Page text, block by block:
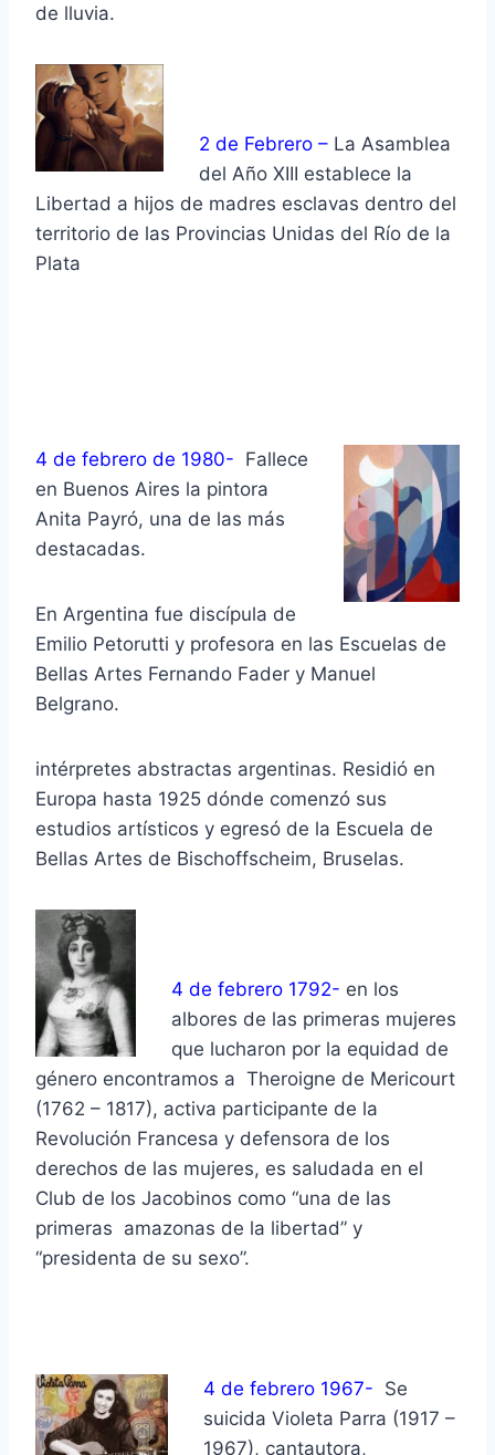
de lluvia.
2 de Febrero – La Asamblea
del Año XIII establece la
Libertad a hijos de madres esclavas dentro del
territorio de las Provincias Unidas del Río de la
Plata
4 de febrero de 1980- Fallece
en Buenos Aires la pintora
Anita Payró, una de las más
destacadas.
En Argentina fue discípula de
Emilio Petorutti y profesora en las Escuelas de
Bellas Artes Fernando Fader y Manuel
Belgrano.
intérpretes abstractas argentinas. Residió en
Europa hasta 1925 dónde comenzó sus
estudios artísticos y egresó de la Escuela de
Bellas Artes de Bischoffscheim, Bruselas.
4 de febrero 1792- en los
albores de las primeras mujeres
que lucharon por la equidad de
género encontramos a Theroigne de Mericourt
(1762 – 1817), activa participante de la
Revolución Francesa y defensora de los
derechos de las mujeres, es saludada en el
Club de los Jacobinos como “una de las
primeras amazonas de la libertad” y
“presidenta de su sexo”.
4 de febrero 1967- Se
suicida Violeta Parra (1917 –
1967), cantautora,